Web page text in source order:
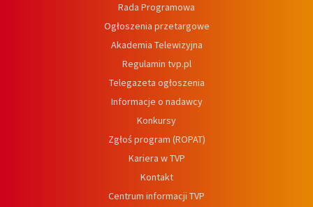
Rada Programowa
Ogłoszenia przetargowe
Akademia Telewizyjna
Regulamin tvp.pl
Telegazeta ogłoszenia
Informacje o nadawcy
Konkursy
Zgłoś program (ROPAT)
Kariera w TVP
Kontakt
Centrum informacji TVP